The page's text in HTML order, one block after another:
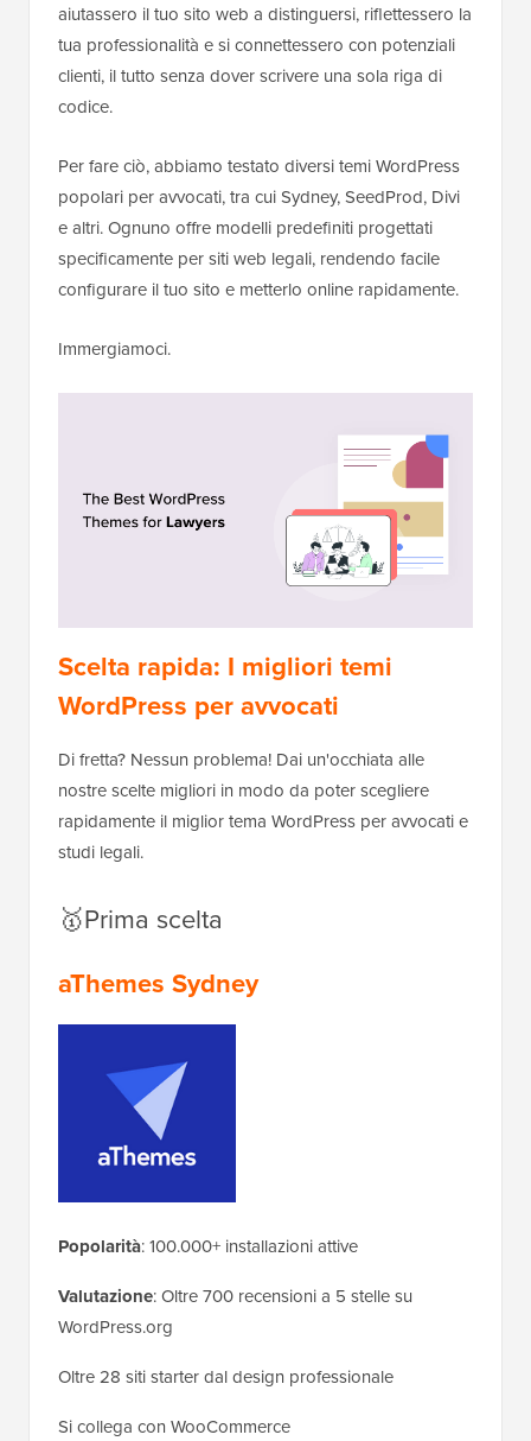
aiutassero il tuo sito web a distinguersi, riflettessero la
tua professionalità e si connettessero con potenziali
clienti, il tutto senza dover scrivere una sola riga di
codice.
Per fare ciò, abbiamo testato diversi temi WordPress
popolari per avvocati, tra cui Sydney, SeedProd, Divi
e altri. Ognuno offre modelli predefiniti progettati
specificamente per siti web legali, rendendo facile
configurare il tuo sito e metterlo online rapidamente.
Immergiamoci.
Scelta rapida: I migliori temi
WordPress per avvocati
Di fretta? Nessun problema! Dai un'occhiata alle
nostre scelte migliori in modo da poter scegliere
rapidamente il miglior tema WordPress per avvocati e
studi legali.
🥇Prima scelta
aThemes Sydney
Popolarità: 100.000+ installazioni attive
Valutazione: Oltre 700 recensioni a 5 stelle su
WordPress.org
Oltre 28 siti starter dal design professionale
Si collega con WooCommerce